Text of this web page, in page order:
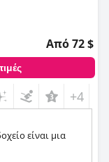
Από 72 $
+4
είναι μια